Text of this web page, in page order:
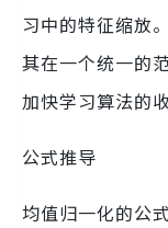
习中的特征缩放
其在一个统一的
加快学习算法的
公式推导
均值归一化的公